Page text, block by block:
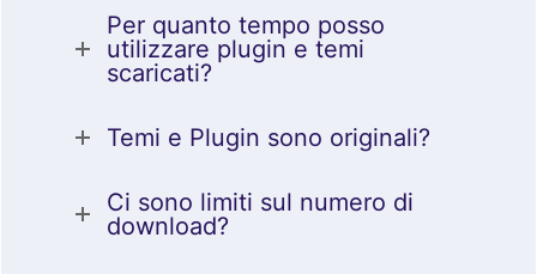
Per quanto tempo posso
utilizzare plugin e temi
scaricati?
Temi e Plugin sono originali?
Ci sono limiti sul numero di
download?